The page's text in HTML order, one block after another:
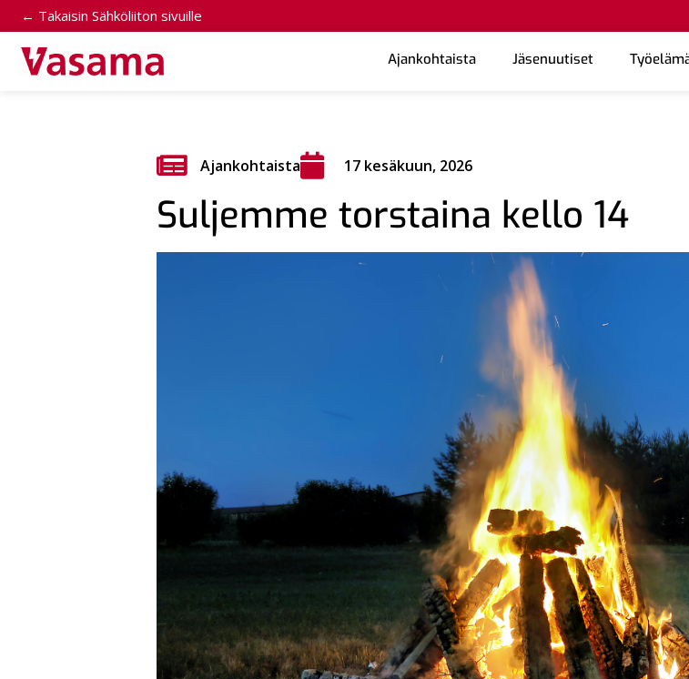
← Takaisin Sähköliiton sivuille
Ajankohtaista Jäsenuutiset
Ajankohtaista 17 kesäkuun, 2026
Suljemme torstaina kello 14